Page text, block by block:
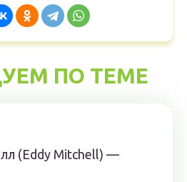
ПО ТЕМЕ
(Eddy Mitchell) —